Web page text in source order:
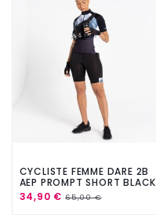
CYCLISTE FEMME DARE 2B
AEP PROMPT SHORT BLACK
34,90 € 65,00 €